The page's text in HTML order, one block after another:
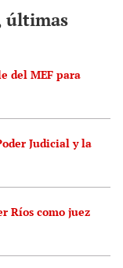
últimas
del MEF para
Judicial y la
Ríos como juez